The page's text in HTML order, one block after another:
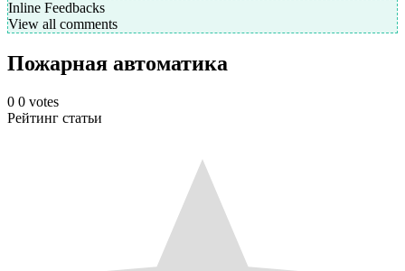
Inline Feedbacks
View all comments
Пожарная автоматика
0 0 votes
Рейтинг статьи